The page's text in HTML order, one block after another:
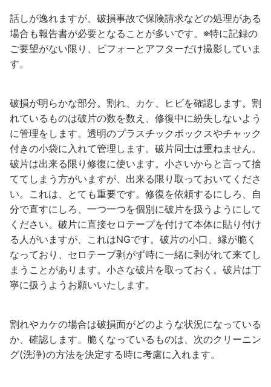
話しが逸れますが、破損事故で保険請求などの処理がある
場合も報告書が必要となることが多いです。※特に記録の
ご要望がない限り、ビフォーとアフターだけ撮影していま
す。
破損が明らかな部分。割れ、カケ、ヒビを確認します。割
れているものは破片の数を数え、修復中に紛失しないよう
に管理をします。透明のプラスチックボックスやチャック
付きの小袋に入れて管理します。破片同士は重ねません。
破片は出来る限り修復に使います。小さいからと言って捨
ててしまう方がいますが、出来る限り取っておいてくださ
い。これは、とても重要です。修復を依頼するにしろ、自
分で直すにしろ、一つ一つを個別に破片を扱うようにして
ください。破片に直接セロテープを付けて本体に貼り付け
る人がいますが、これはNGです。破片の小口、縁が脆く
なっており、セロテープ剥がず時に一緒に剥がれて来てし
まうことがあります。小さな破片を取っておく。破片は丁
寧に扱うようお願いいたします。
割れやカケの場合は破損面がどのような状況になっている
か、確認します。脆くなっているものは、次のクリーニン
グ(洗浄)の方法を決定する時に考慮に入れます。